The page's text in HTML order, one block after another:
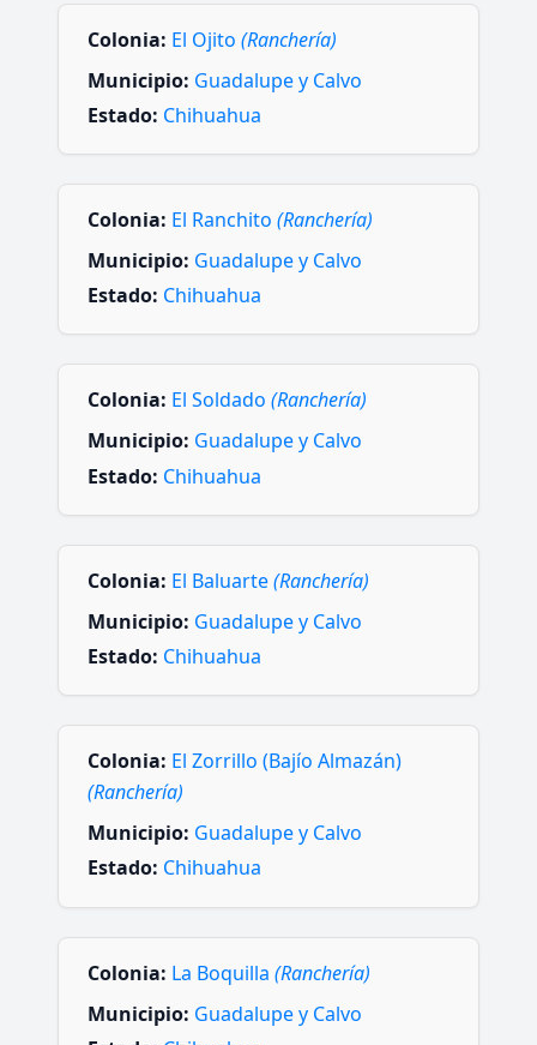
Colonia: El Ojito (Ranchería)
Municipio: Guadalupe y Calvo
Estado: Chihuahua
Colonia: El Ranchito (Ranchería)
Municipio: Guadalupe y Calvo
Estado: Chihuahua
Colonia: El Soldado (Ranchería)
Municipio: Guadalupe y Calvo
Estado: Chihuahua
Colonia: El Baluarte(Ranchería)
Municipio: Guadalupe y Calvo
Estado: Chihuahua
Colonia: El Zorrillo (Bajío Almazán)
(Ranchería)
Municipio: Guadalupe y Calvo
Estado: Chihuahua
Colonia: La Boquilla (Ranchería)
Municipio: Guadalupe y Calvo